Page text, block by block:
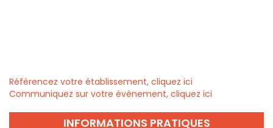
Référencez votre établissement, cliquez ici
Communiquez sur votre évènement, cliquez ici
INFORMATIONS PRATIQUES